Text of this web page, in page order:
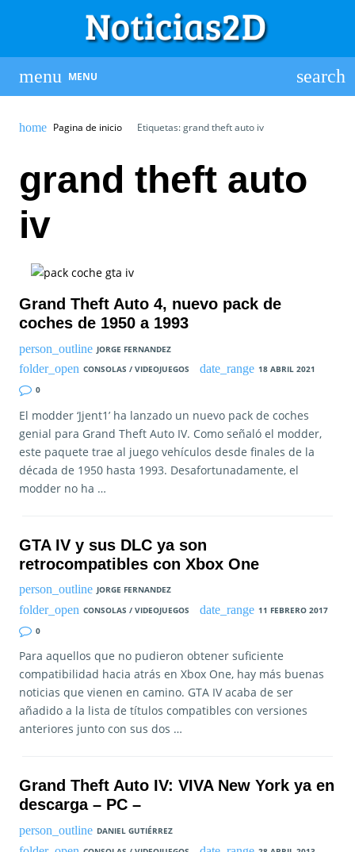
MENU
Pagina de inicio Etiquetas: grand theft auto iv
grand theft auto
iv
Grand Theft Auto 4, nuevo pack de
coches de 1950 a 1993
JORGE FERNANDEZ
CONSOLAS / VIDEOJUEGOS
18 ABRIL 2021
0
El modder ‘Jjent1’ ha lanzado un nuevo pack de coches
genial para Grand Theft Auto IV. Como señaló el modder,
este paquete trae al juego vehículos desde finales de la
década de 1950 hasta 1993. Desafortunadamente, el
modder no ha …
GTA IV y sus DLC ya son
retrocompatibles con Xbox One
JORGE FERNANDEZ
CONSOLAS / VIDEOJUEGOS
11 FEBRERO 2017
0
Para aquellos que no pudieron obtener suficiente
compatibilidad hacia atrás en Xbox One, hay más buenas
noticias que vienen en camino. GTA IV acaba de ser
añadido a la lista de títulos compatibles con versiones
anteriores junto con sus dos …
Grand Theft Auto IV: VIVA New York ya en
descarga – PC –
DANIEL GUTIÉRREZ